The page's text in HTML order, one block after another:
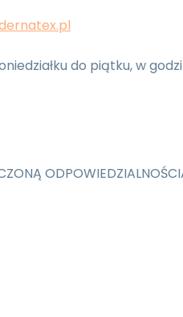
do piątku, w